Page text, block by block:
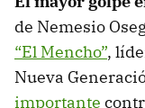
de Nemesio
“El Mencho”,
Nueva
importante